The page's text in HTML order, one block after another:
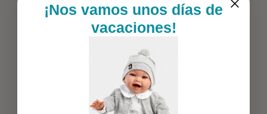
¡Nos vamos unos días de
vacaciones!